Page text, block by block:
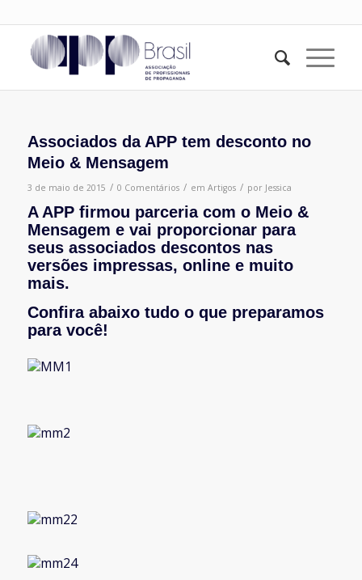
Associados da APP tem desconto no
Meio & Mensagem
3 de maio de 2015 / 0 Comentários / em Artigos / por Jessica
A APP firmou parceria com o Meio &
Mensagem e vai proporcionar para
seus associados descontos nas
versões impressas, online e muito
mais.
Confira abaixo tudo o que preparamos
para você!